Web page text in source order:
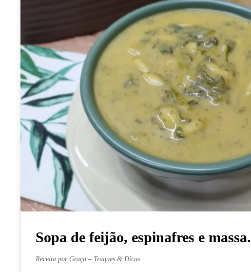
Sopa de feijão, espinafres e massa.
Receita por Graça – Truques & Dicas